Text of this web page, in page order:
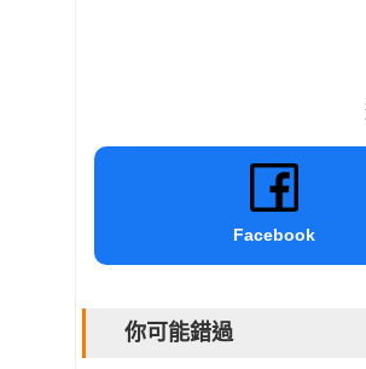
Facebook
你可能錯過